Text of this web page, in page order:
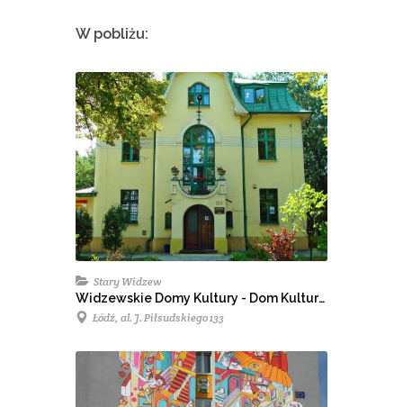
W pobliżu:
Stary Widzew
Widzewskie Domy Kultury - Dom Kultury Widok
Łódź, al. J. Piłsudskiego 133